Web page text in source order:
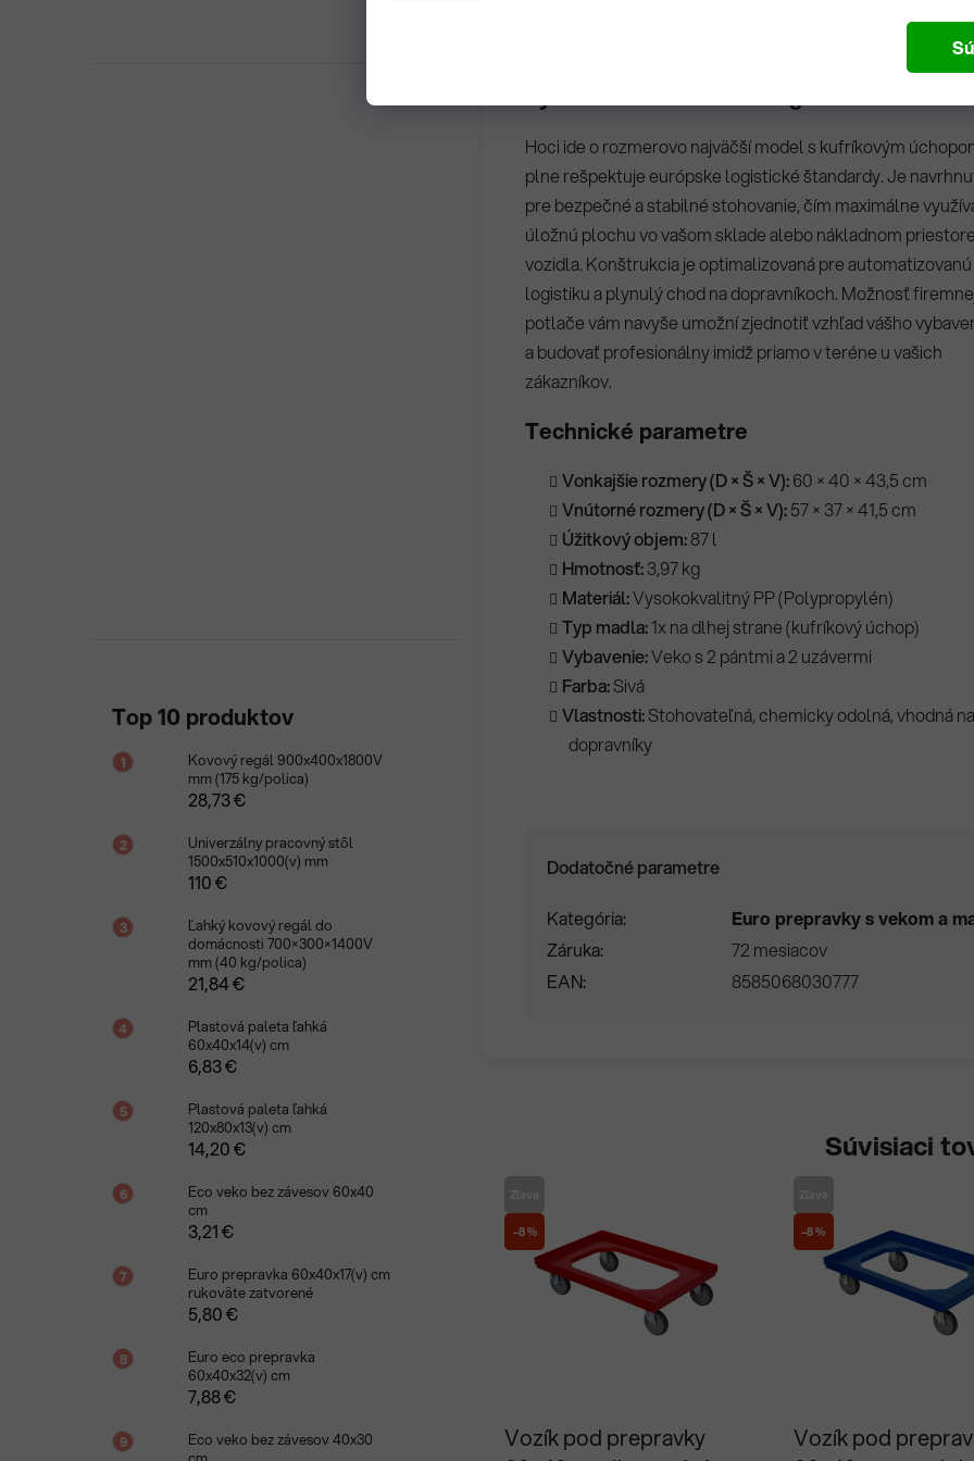
Top 10 produktov
Kovový regál 900x400x1800V
mm (175 kg/polica)
28,73 €
Univerzálny pracovný stôl
1500x510x1000(v) mm
110 €
Ľahký kovový regál do
domácnosti 700×300×1400V
mm (40 kg/polica)
21,84 €
Plastová paleta ľahká
60x40x14(v) cm
6,83 €
Plastová paleta ľahká
120x80x13(v) cm
14,20 €
Eco veko bez závesov 60x40
cm
3,21 €
Euro prepravka 60x40x17(v) cm
rukoväte zatvorené
5,80 €
Euro eco prepravka
60x40x32(v) cm
7,88 €
Eco veko bez závesov 40x30
povrch v profesionálnej sivej farbe uľahčuje údržbu a
Systémová efektivita a logistika
Hoci ide o rozmerovo najväčší model s kufríkovým
plne rešpektuje európske logistické štandardy. Je
pre bezpečné a stabilné stohovanie, čím maximálne
úložnú plochu vo vašom sklade alebo nákladnom priestore
vozidla. Konštrukcia je optimalizovaná pre automatizovanú
logistiku a plynulý chod na dopravníkoch. Možnosť
potlače vám navyše umožní zjednotiť vzhľad vášho
a budovať profesionálny imidž priamo v teréne u vašich
zákazníkov.
Technické parametre
Vonkajšie rozmery (D × Š × V):60 × 40 × 43,5 cm
Vnútorné rozmery (D × Š × V):57 × 37 × 41,5 cm
Úžitkový objem:87 l
Hmotnosť:3,97 kg
Materiál:Vysokokvalitný PP (Polypropylén)
Typ madla:1x na dlhej strane (kufríkový úchop)
Vybavenie:Veko s 2 pántmi a 2 uzávermi
Farba:Sivá
Vlastnosti:Stohovateľná, chemicky odolná, vhodná na
dopravníky
Dodatočné parametre
Kategória
Euro prepravky s vekom a
Záruka
72 mesiacov
EAN
8585068030777
Súvisiaci
–8 %
Vozík pod prepravky
hodnotenie
–8 %
Vozík pod
hodnotenie